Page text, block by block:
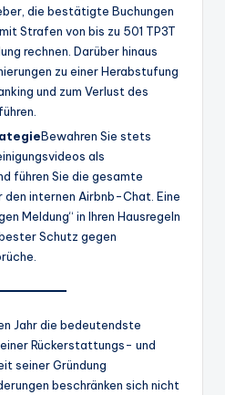
die bestätigte Buchungen
Strafen von bis zu 501 TP3T
rechnen. Darüber hinaus
zu einer Herabstufung
und zum Verlust des
Bewahren Sie stets
als
führen Sie die gesamte
den internen Airbnb-Chat. Eine
Meldung“ in Ihren Hausregeln
Schutz gegen
Jahr die bedeutendste
Rückerstattungs- und
seiner Gründung
beschränken sich nicht